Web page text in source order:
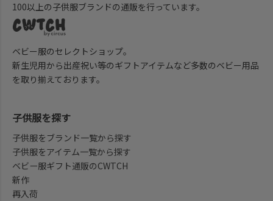
100以上の子供服ブランドの通販を行っています。
ベビー服のセレクトショップ。
新生児用から出産祝い等のギフトアイテムなど多数のベビー用品
を取り揃えております。
子供服を探す
子供服をブランド一覧から探す
子供服をアイテム一覧から探す
ベビー服ギフト通販のCWTCH
新作
再入荷